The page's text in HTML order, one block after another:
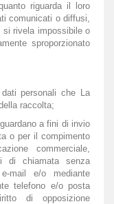
riguarda il loro
comunicati o diffusi,
rivela impossibile o
sproporzionato
personali che La
raccolta;
a fini di invio
o per il compimento
commerciale,
di chiamata senza
mail e/o mediante
telefono e/o posta
di opposizione